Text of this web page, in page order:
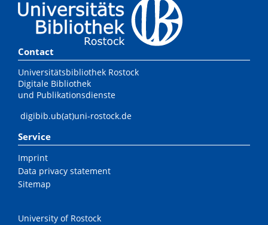
Contact
Universitätsbibliothek Rostock
Digitale Bibliothek
und Publikationsdienste
digibib.ub(at)uni-rostock.de
Service
Imprint
Data privacy statement
Sitemap
University of Rostock